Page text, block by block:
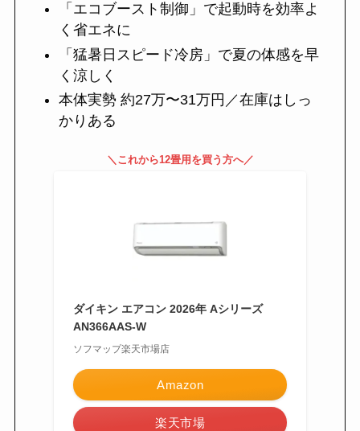
「エコブースト制御」で起動時を効率よ
く省エネに
「猛暑日スピード冷房」で夏の体感を早
く涼しく
本体実勢 約27万〜31万円／在庫はしっ
かりある
＼これから12畳用を買う方へ／
ダイキン エアコン 2026年 Aシリーズ
AN366AAS-W
ソフマップ楽天市場店
Amazon
楽天市場